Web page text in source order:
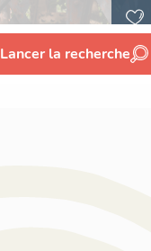
Lancer la recherche